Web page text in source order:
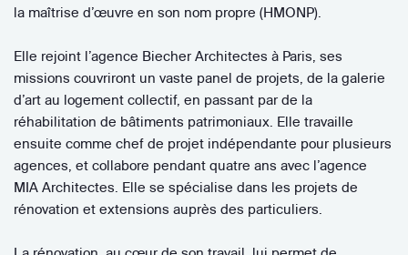
la maîtrise d’œuvre en son nom propre (HMONP).
Elle rejoint l’agence Biecher Architectes à Paris, ses
missions couvriront un vaste panel de projets, de la galerie
d’art au logement collectif, en passant par de la
réhabilitation de bâtiments patrimoniaux. Elle travaille
ensuite comme chef de projet indépendante pour plusieurs
agences, et collabore pendant quatre ans avec l’agence
MIA Architectes. Elle se spécialise dans les projets de
rénovation et extensions auprès des particuliers.